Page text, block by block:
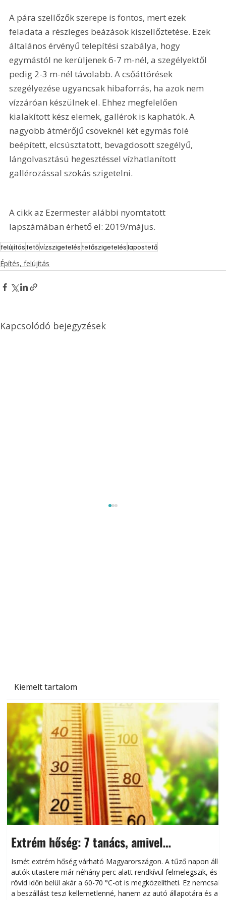
Kiemelt tartalom
Extrém hőség: 7 tanács, amivel
megóvhatjuk autónkat a nyári károktól
Ismét extrém hőség várható Magyarországon. A tűző napon álló
autók utastere már néhány perc alatt rendkívül felmelegszik, és
rövid időn belül akár a 60-70 °C-ot is megközelítheti. Ez nemcsak
a beszállást teszi kellemetlenné, hanem az autó állapotára és a
A pára szellőzők szerepe is fontos, mert ezek
feladata a részleges beázások kiszellőztetése. Ezek
általános érvényű telepítési szabálya, hogy
egymástól ne kerüljenek 6-7 m-nél, a szegélyektől
pedig 2-3 m-nél távolabb. A csőáttörések
szegélyezése ugyancsak hibaforrás, ha azok nem
vízzáróan készülnek el. Ehhez megfelelően
kialakított kész elemek, gallérok is kaphatók. A
nagyobb átmérőjű csöveknél két egymás fölé
beépített, elcsúsztatott, bevagdosott szegélyű,
lángolvasztású hegesztéssel vízhatlanított
gallérozással szokás szigetelni.
A cikk az Ezermester alábbi nyomtatott
lapszámában érhető el: 2019/május.
felújítástetővízszigeteléstetőszigeteléslapostető
Építés, felújítás
Kapcsolódó bejegyzések